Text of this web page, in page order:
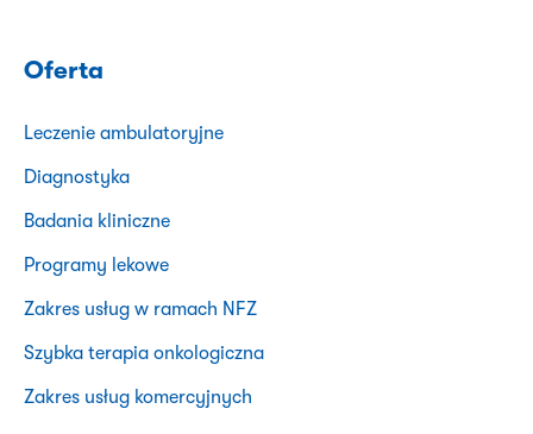
Oferta
Leczenie ambulatoryjne
Diagnostyka
Badania kliniczne
Programy lekowe
Zakres usług w ramach NFZ
Szybka terapia onkologiczna
Zakres usług komercyjnych